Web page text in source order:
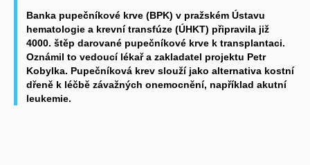
Banka pupečníkové krve (BPK) v pražském Ústavu
hematologie a krevní transfúze (ÚHKT) připravila již
4000. štěp darované pupečníkové krve k transplantaci.
Oznámil to vedoucí lékař a zakladatel projektu Petr
Kobylka. Pupečníková krev slouží jako alternativa kostní
dřeně k léčbě závažných onemocnění, například akutní
leukemie.